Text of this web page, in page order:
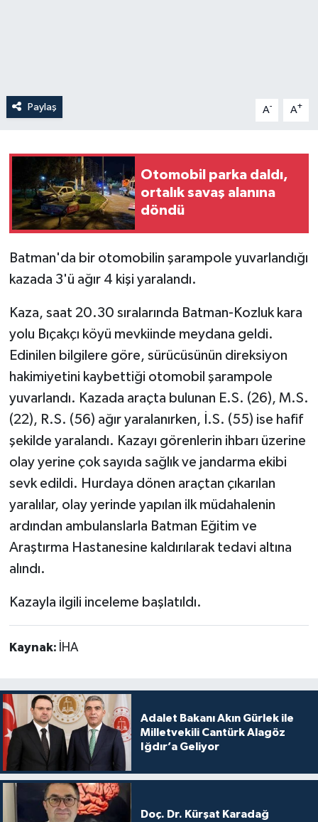
Paylaş A- A+
Otomobil parka daldı,
ortalık savaş alanına
döndü
Batman'da bir otomobilin şarampole yuvarlandığı
kazada 3'ü ağır 4 kişi yaralandı.
Kaza, saat 20.30 sıralarında Batman-Kozluk kara
yolu Bıçakçı köyü mevkiinde meydana geldi.
Edinilen bilgilere göre, sürücüsünün direksiyon
hakimiyetini kaybettiği otomobil şarampole
yuvarlandı. Kazada araçta bulunan E.S. (26), M.S.
(22), R.S. (56) ağır yaralanırken, İ.S. (55) ise hafif
şekilde yaralandı. Kazayı görenlerin ihbarı üzerine
olay yerine çok sayıda sağlık ve jandarma ekibi
sevk edildi. Hurdaya dönen araçtan çıkarılan
yaralılar, olay yerinde yapılan ilk müdahalenin
ardından ambulanslarla Batman Eğitim ve
Araştırma Hastanesine kaldırılarak tedavi altına
alındı.
Kazayla ilgili inceleme başlatıldı.
Kaynak: İHA
Adalet Bakanı Akın Gürlek ile
Milletvekili Cantürk Alagöz
Iğdır’a Geliyor
Doç. Dr. Kürşat Karadağ